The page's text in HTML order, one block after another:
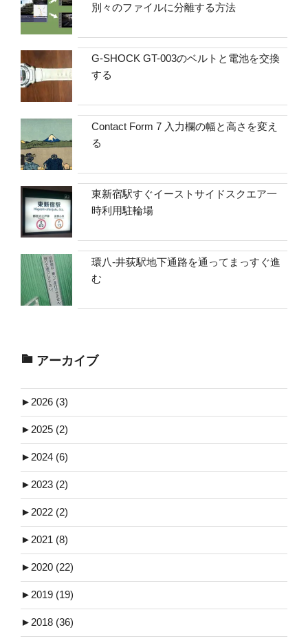
別々のファイルに分離する方法
G-SHOCK GT-003のベルトと電池を交換
する
Contact Form 7 入力欄の幅と高さを変え
る
東新宿駅すぐイーストサイドスクエア一
時利用駐輪場
環八-井荻駅地下通路を通ってまっすぐ進
む
アーカイブ
► 2026 (3)
► 2025 (2)
► 2024 (6)
► 2023 (2)
► 2022 (2)
► 2021 (8)
► 2020 (22)
► 2019 (19)
► 2018 (36)